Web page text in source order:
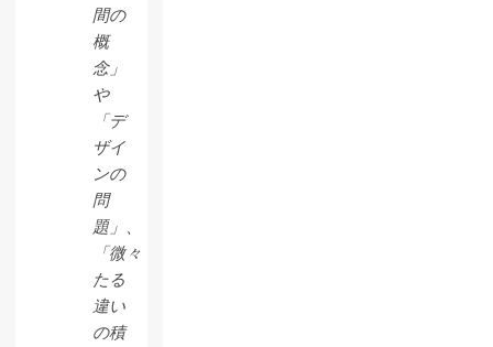
間の
概
念」
や
「デ
ザイ
ンの
問
題」、
「微々
たる
違い
の積